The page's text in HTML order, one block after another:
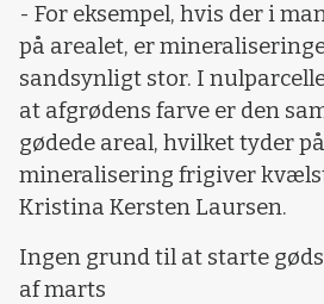
- For eksempel, hvis der i
på arealet, er
sandsynligt stor. I
at afgrødens farve er den
gødede areal, hvilket tyder
mineralisering frigiver
Kristina Kersten Laursen.
Ingen grund til at starte
af marts